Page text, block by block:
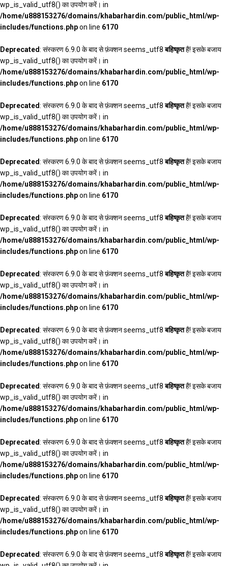
wp_is_valid_utf8() का उपयोग करें। in
/home/u888153276/domains/khabarhardin.com/public_html/wp-
includes/functions.phpon line 6170
Deprecated: संस्करण 6.9.0 के बाद से फ़ंक्शन seems_utf8बहिष्कृतहै! इसके बजाय
wp_is_valid_utf8() का उपयोग करें। in
/home/u888153276/domains/khabarhardin.com/public_html/wp-
includes/functions.phpon line 6170
Deprecated: संस्करण 6.9.0 के बाद से फ़ंक्शन seems_utf8बहिष्कृतहै! इसके बजाय
wp_is_valid_utf8() का उपयोग करें। in
/home/u888153276/domains/khabarhardin.com/public_html/wp-
includes/functions.phpon line 6170
Deprecated: संस्करण 6.9.0 के बाद से फ़ंक्शन seems_utf8बहिष्कृतहै! इसके बजाय
wp_is_valid_utf8() का उपयोग करें। in
/home/u888153276/domains/khabarhardin.com/public_html/wp-
includes/functions.phpon line 6170
Deprecated: संस्करण 6.9.0 के बाद से फ़ंक्शन seems_utf8बहिष्कृतहै! इसके बजाय
wp_is_valid_utf8() का उपयोग करें। in
/home/u888153276/domains/khabarhardin.com/public_html/wp-
includes/functions.phpon line 6170
Deprecated: संस्करण 6.9.0 के बाद से फ़ंक्शन seems_utf8बहिष्कृतहै! इसके बजाय
wp_is_valid_utf8() का उपयोग करें। in
/home/u888153276/domains/khabarhardin.com/public_html/wp-
includes/functions.phpon line 6170
Deprecated: संस्करण 6.9.0 के बाद से फ़ंक्शन seems_utf8बहिष्कृतहै! इसके बजाय
wp_is_valid_utf8() का उपयोग करें। in
/home/u888153276/domains/khabarhardin.com/public_html/wp-
includes/functions.phpon line 6170
Deprecated: संस्करण 6.9.0 के बाद से फ़ंक्शन seems_utf8बहिष्कृतहै! इसके बजाय
wp_is_valid_utf8() का उपयोग करें। in
/home/u888153276/domains/khabarhardin.com/public_html/wp-
includes/functions.phpon line 6170
Deprecated: संस्करण 6.9.0 के बाद से फ़ंक्शन seems_utf8बहिष्कृतहै! इसके बजाय
wp_is_valid_utf8() का उपयोग करें। in
/home/u888153276/domains/khabarhardin.com/public_html/wp-
includes/functions.phpon line 6170
Deprecated: संस्करण 6.9.0 के बाद से फ़ंक्शन seems_utf8बहिष्कृतहै! इसके बजाय
wp_is_valid_utf8() का उपयोग करें। in
/home/u888153276/domains/khabarhardin.com/public_html/wp-
includes/functions.phpon line 6170
Deprecated: संस्करण 6.9.0 के बाद से फ़ंक्शन seems_utf8बहिष्कृतहै! इसके बजाय